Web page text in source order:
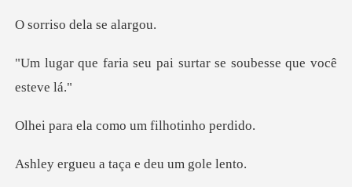
o dela s
u pai surtar se soubes
como um filho
a taça e deu u